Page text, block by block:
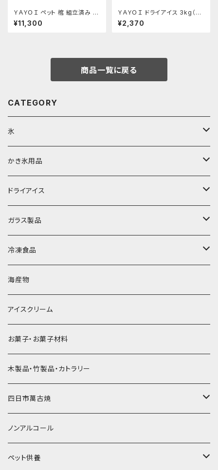
ＹＡＹＯＩ ペット 棺 組立済み 防
水シート ドライアイス 10kg付
セット 冷凍便 S～M 小型犬 猫
¥11,300
ＹＡＹＯＩ ドライアイス 3kg（出
荷時4kg弱） おすすめ
¥2,370
商品一覧に戻る
CATEGORY
氷
富士天然水の氷
丸氷
直径70mm
直径65mm
角氷
砕氷
氷河の氷
氷アイテム
かき氷用品
かき氷シロップ
無果汁1.8Lパック
無果汁1Lパック
無添加瓶シロップ
かき氷機・かき氷器
かき氷カップ
発泡スチロール無地-使い捨て
発泡スチロールプリント柄
かき氷スプーン・スプーンストロー
プラスチック・スプーン
プラスチック・スプーンストロー
コンデンスミルク・練乳・あんこ
かき氷セット
その他かき氷用品
ドライアイス
ドライアイス3ｋｇ
ドライアイス4ｋｇ
ドライアイス5ｋｇ
ドライアイス8ｋｇ
ドライアイス10ｋｇ
ドライアイス15ｋｇ
ドライアイス20ｋｇ
ドライアイス25ｋｇ
ガラス製品
オンザロック・グラス
ビール・グラス
タンブラー
かき氷器
冷凍食品
肉まん・あんまん
パスタ・スパゲッティ
惣菜
海産物
アイスクリーム
お菓子・お菓子材料
木製品・竹製品・カトラリー
四日市萬古焼
土鍋・土釜
一般土鍋
皿・椀・丼・小物
ノンアルコール
ペット供養